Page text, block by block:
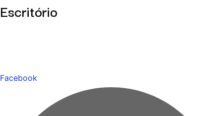
Escritório
Facebook